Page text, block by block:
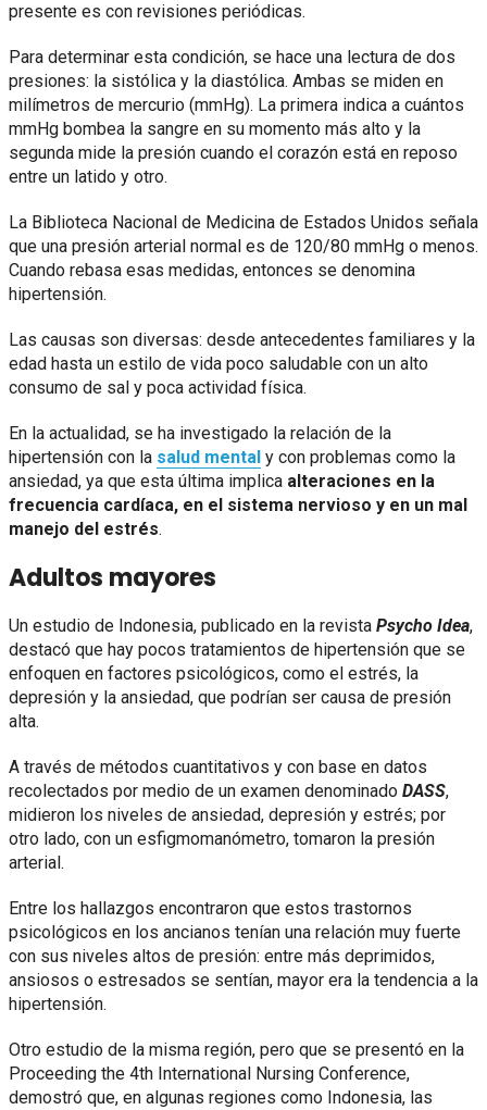
presente es con revisiones periódicas.
Para determinar esta condición, se hace una lectura de dos
presiones: la sistólica y la diastólica. Ambas se miden en
milímetros de mercurio (mmHg). La primera indica a cuántos
mmHg bombea la sangre en su momento más alto y la
segunda mide la presión cuando el corazón está en reposo
entre un latido y otro.
La Biblioteca Nacional de Medicina de Estados Unidos señala
que una presión arterial normal es de 120/80 mmHg o menos.
Cuando rebasa esas medidas, entonces se denomina
hipertensión.
Las causas son diversas: desde antecedentes familiares y la
edad hasta un estilo de vida poco saludable con un alto
consumo de sal y poca actividad física.
En la actualidad, se ha investigado la relación de la
hipertensión con la salud mental y con problemas como la
ansiedad, ya que esta última implica alteraciones en la
frecuencia cardíaca, en el sistema nervioso y en un mal
manejo del estrés.
Adultos mayores
Un estudio de Indonesia, publicado en la revista Psycho Idea,
destacó que hay pocos tratamientos de hipertensión que se
enfoquen en factores psicológicos, como el estrés, la
depresión y la ansiedad, que podrían ser causa de presión
alta.
A través de métodos cuantitativos y con base en datos
recolectados por medio de un examen denominado DASS,
midieron los niveles de ansiedad, depresión y estrés; por
otro lado, con un esfigmomanómetro, tomaron la presión
arterial.
Entre los hallazgos encontraron que estos trastornos
psicológicos en los ancianos tenían una relación muy fuerte
con sus niveles altos de presión: entre más deprimidos,
ansiosos o estresados se sentían, mayor era la tendencia a la
hipertensión.
Otro estudio de la misma región, pero que se presentó en la
Proceeding the 4th International Nursing Conference,
demostró que, en algunas regiones como Indonesia, las